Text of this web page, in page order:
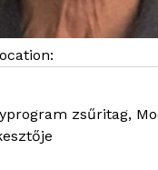
zsűritag,